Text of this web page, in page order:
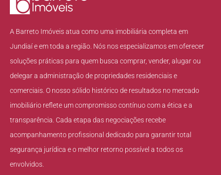
A Barreto Imóveis atua como uma imobiliária completa em
Jundiaí e em toda a região. Nós nos especializamos em oferecer
soluções práticas para quem busca comprar, vender, alugar ou
delegar a administração de propriedades residenciais e
comerciais. O nosso sólido histórico de resultados no mercado
imobiliário reflete um compromisso contínuo com a ética e a
transparência. Cada etapa das negociações recebe
acompanhamento profissional dedicado para garantir total
segurança jurídica e o melhor retorno possível a todos os
envolvidos.